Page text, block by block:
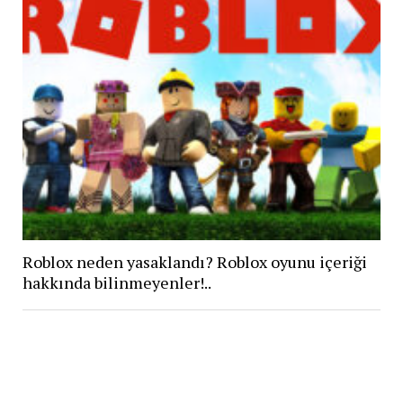
Roblox neden yasaklandı? Roblox oyunu içeriği
hakkında bilinmeyenler!..